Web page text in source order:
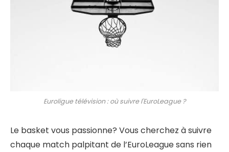
Euroligue télévision : où suivre l'EuroLeague ?
Le basket vous passionne? Vous cherchez à suivre
chaque match palpitant de l’EuroLeague sans rien